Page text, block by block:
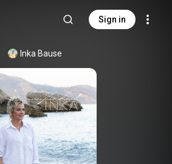
Sign in
Inka Bause